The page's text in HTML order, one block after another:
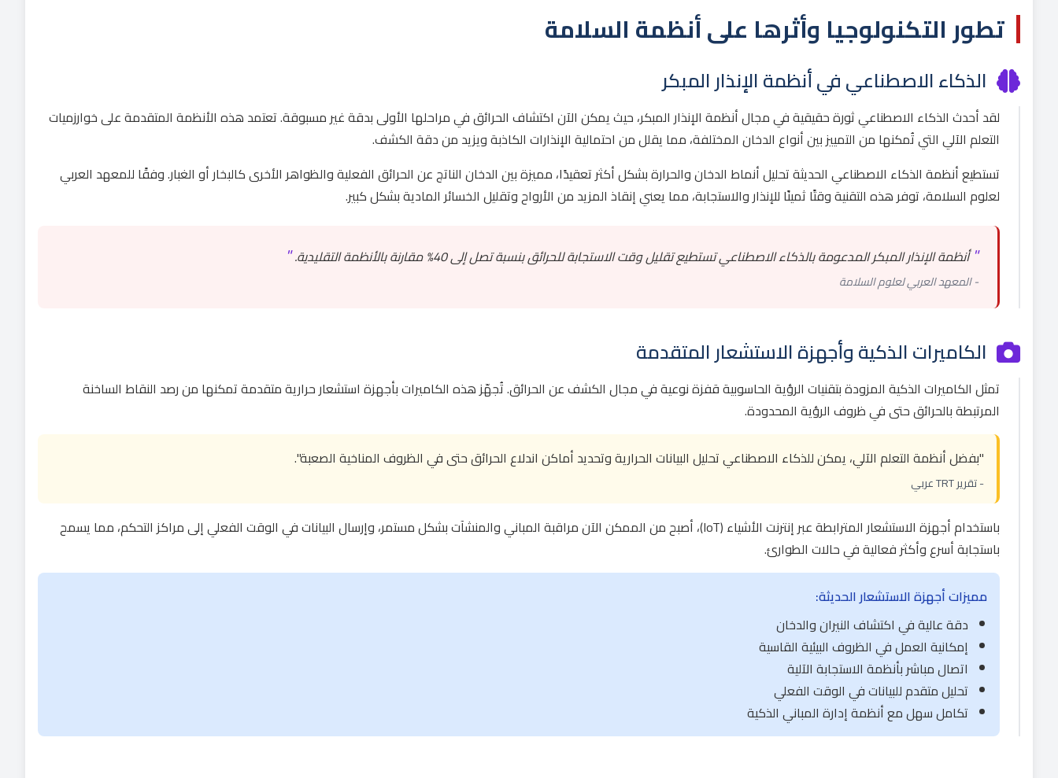
تطور التكنولوجيا وأثرها على أنظمة السلامة
الذكاء الاصطناعي في أنظمة الإنذار المبكر
لقد أحدث الذكاء الاصطناعي ثورة حقيقية في مجال أنظمة الإنذار المبكر، حيث يمكن الآن اكتشاف الحرائق في مراحلها الأولى بدقة غير مسبوقة. تعتمد هذه الأنظمة المتقدمة على خوارزميات
التعلم الآلي التي تُمكنها من التمييز بين أنواع الدخان المختلفة، مما يقلل من احتمالية الإنذارات الكاذبة ويزيد من دقة الكشف.
تستطيع أنظمة الذكاء الاصطناعي الحديثة تحليل أنماط الدخان والحرارة بشكل أكثر تعقيدًا، مميزة بين الدخان الناتج عن الحرائق الفعلية والظواهر الأخرى كالبخار أو الغبار. وفقًا للمعهد العربي
لعلوم السلامة، توفر هذه التقنية وقتًا ثمينًا للإنذار والاستجابة، مما يعني إنقاذ المزيد من الأرواح وتقليل الخسائر المادية بشكل كبير.
" أنظمة الإنذار المبكر المدعومة بالذكاء الاصطناعي تستطيع تقليل وقت الاستجابة للحرائق بنسبة تصل إلى 40% مقارنة بالأنظمة التقليدية. "
- المعهد العربي لعلوم السلامة
الكاميرات الذكية وأجهزة الاستشعار المتقدمة
تمثل الكاميرات الذكية المزودة بتقنيات الرؤية الحاسوبية قفزة نوعية في مجال الكشف عن الحرائق. تُجهّز هذه الكاميرات بأجهزة استشعار حرارية متقدمة تمكنها من رصد النقاط الساخنة
المرتبطة بالحرائق حتى في ظروف الرؤية المحدودة.
"بفضل أنظمة التعلم الآلي، يمكن للذكاء الاصطناعي تحليل البيانات الحرارية وتحديد أماكن اندلاع الحرائق حتى في الظروف المناخية الصعبة".
- تقرير TRT عربي
باستخدام أجهزة الاستشعار المترابطة عبر إنترنت الأشياء (IoT)، أصبح من الممكن الآن مراقبة المباني والمنشآت بشكل مستمر، وإرسال البيانات في الوقت الفعلي إلى مراكز التحكم، مما يسمح
باستجابة أسرع وأكثر فعالية في حالات الطوارئ.
مميزات أجهزة الاستشعار الحديثة:
دقة عالية في اكتشاف النيران والدخان
إمكانية العمل في الظروف البيئية القاسية
اتصال مباشر بأنظمة الاستجابة الآلية
تحليل متقدم للبيانات في الوقت الفعلي
تكامل سهل مع أنظمة إدارة المباني الذكية